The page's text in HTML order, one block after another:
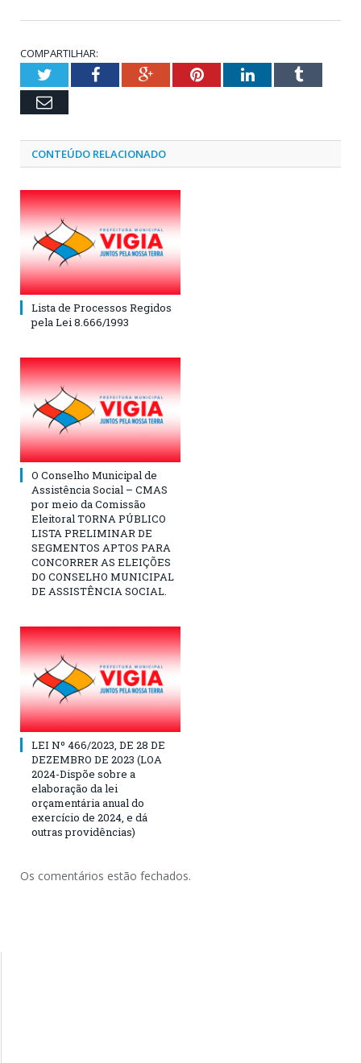
COMPARTILHAR:
TwitterFacebookGoogle+PinterestLinkedInTumblr
Email
CONTEÚDO RELACIONADO
Lista de Processos Regidos
pela Lei 8.666/1993
O Conselho Municipal de
Assistência Social – CMAS
por meio da Comissão
Eleitoral TORNA PÚBLICO
LISTA PRELIMINAR DE
SEGMENTOS APTOS PARA
CONCORRER AS ELEIÇÕES
DO CONSELHO MUNICIPAL
DE ASSISTÊNCIA SOCIAL.
LEI Nº 466/2023, DE 28 DE
DEZEMBRO DE 2023 (LOA
2024-Dispõe sobre a
elaboração da lei
orçamentária anual do
exercício de 2024, e dá
outras providências)
Os comentários estão fechados.